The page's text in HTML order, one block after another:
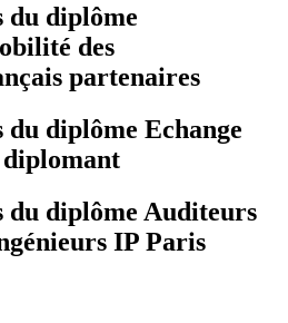
du diplôme
des
partenaires
du diplôme Echange
du diplôme Auditeurs
IP Paris